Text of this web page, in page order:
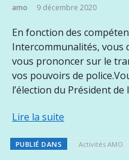
amo 9 décembre 2020
En fonction des
Intercommunalités, vous
vous prononcer sur le
vos pouvoirs de
l’élection du Président
Lire la suite
PUBLIÉ DANS Activités AMO